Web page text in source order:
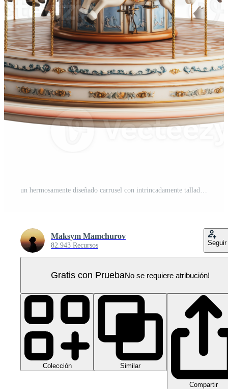
un hermosamente diseñado carrusel con intrincadamente tallado caballos en un vibrante diversión parque ajuste durante el día PNG Pro
Maksym Mamchurov
82.943 Recursos Seguir
Gratis con PruebaNo se requiere atribución!
Colección Similar
Compartir